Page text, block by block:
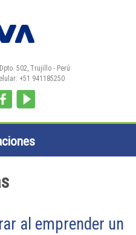
502, Trujillo - Perú
+51 941185250
al emprender un